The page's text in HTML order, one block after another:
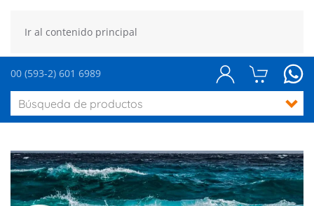
Ir al contenido principal
00 (593-2) 601 6989